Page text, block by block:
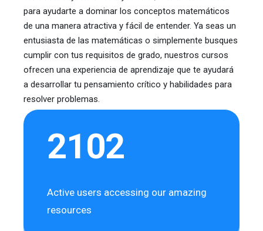
para ayudarte a dominar los conceptos matemáticos
de una manera atractiva y fácil de entender. Ya seas un
entusiasta de las matemáticas o simplemente busques
cumplir con tus requisitos de grado, nuestros cursos
ofrecen una experiencia de aprendizaje que te ayudará
a desarrollar tu pensamiento crítico y habilidades para
resolver problemas.
2102
Active users accessing our amazing
resources